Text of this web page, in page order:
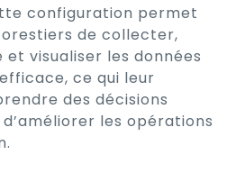
configuration permet
de collecter,
visualiser les données
ce qui leur
des décisions
les opérations